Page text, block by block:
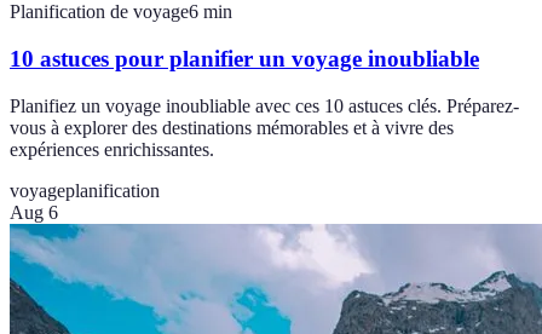
Planification de voyage6 min
10 astuces pour planifier un voyage inoubliable
Planifiez un voyage inoubliable avec ces 10 astuces clés. Préparez-
vous à explorer des destinations mémorables et à vivre des
expériences enrichissantes.
voyageplanification
Aug 6